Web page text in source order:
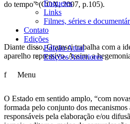
Enquetes
Links
Filmes, séries e
Contato
Edições
Edição Atual
Edições Anteriores
f Menu
do tempo” (COX, 2007, p.105).
Diante disso, Gramsci trabalha com a
aparelho repressivo. Assim, a
O Estado em sentido amplo, “com
formada pelo conjunto dos
responsáveis pela elaboração e/ou